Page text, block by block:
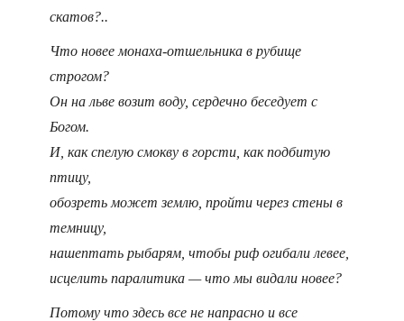
скатов?..
Что новее монаха-отшельника в рубище
строгом?
Он на льве возит воду, сердечно беседует с
Богом.
И, как спелую смокву в горсти, как подбитую
птицу,
обозреть может землю, пройти через стены в
темницу,
нашептать рыбарям, чтобы риф огибали левее,
исцелить паралитика — что мы видали новее?
Потому что здесь все не напрасно и все